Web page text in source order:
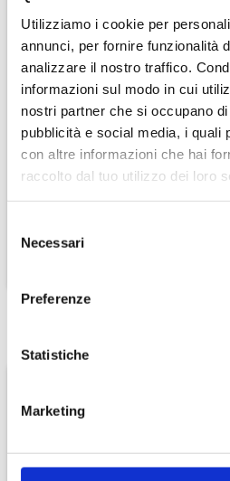
Utilizziamo i cookie per
annunci, per fornire funzionalità
analizzare il nostro traffico.
informazioni sul modo in cui
nostri partner che si occupano
pubblicità e social media, i quali
con altre informazioni che hai
raccolto dal tuo utilizzo dei loro
delNecessari
Preferenze
Statistiche
Marketing
nero di troia igp
€ 9,90